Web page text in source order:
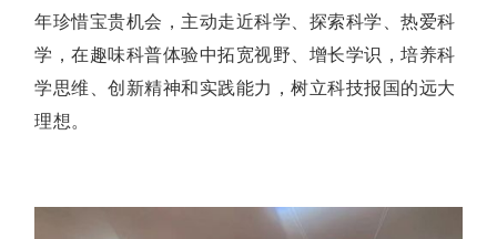
年珍惜宝贵机会，主动走近科学、探索科学、热爱科
学，在趣味科普体验中拓宽视野、增长学识，培养科
学思维、创新精神和实践能力，树立科技报国的远大
理想。